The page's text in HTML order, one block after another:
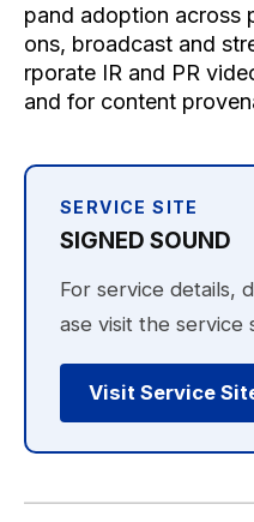
pand adoption across
ons, broadcast and
rporate IR and PR
and for content
SERVICE SITE
SIGNED SOUND
For service details,
ase visit the service
Visit Service